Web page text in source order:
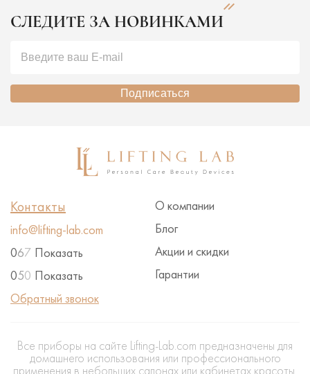
СЛЕДИТЕ ЗА НОВИНКАМИ
Подписаться
О компании
Блог
Акции и скидки
Гарантии
Контакты
info@lifting-lab.com
067 Показать
050 Показать
Обратный звонок
Все приборы на сайте Lifting-Lab.com предназначены для
домашнего использования или профессионального